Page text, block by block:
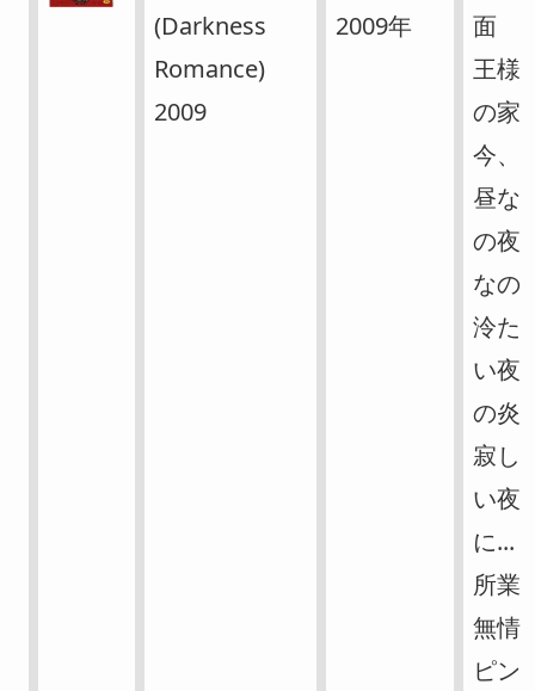
(Darkness
Romance)
2009
2009年
面
王様
の家
今、
昼な
の夜
なの
泠た
い夜
の炎
寂し
い夜
に...
所業
無情
ピン